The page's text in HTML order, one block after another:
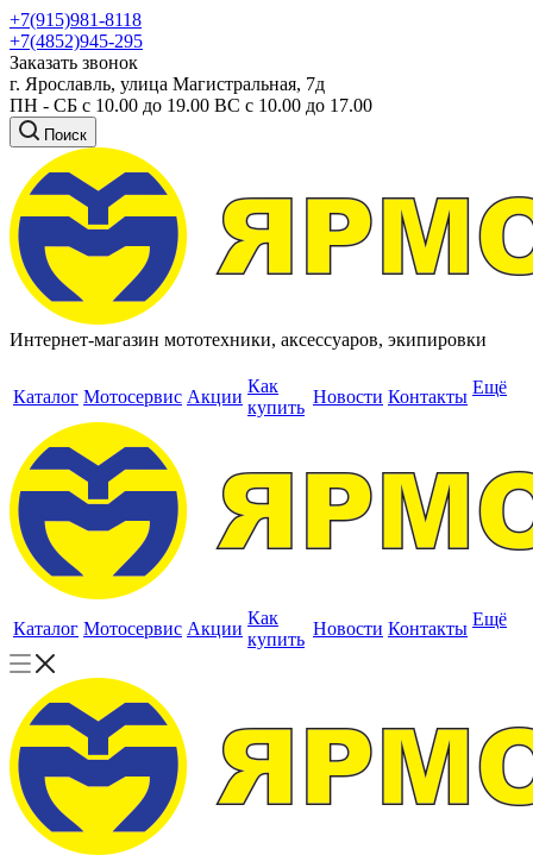
+7(915)981-8118
+7(4852)945-295
Заказать звонок
г. Ярославль, улица Магистральная, 7д
ПН - СБ с 10.00 до 19.00 ВС с 10.00 до 17.00
Поиск
Интернет-магазин мототехники, аксессуаров, экипировки
Каталог Мотосервис Акции
Как
купить
Новости Контакты Ещё
Каталог Мотосервис Акции
Как
купить
Новости Контакты Ещё